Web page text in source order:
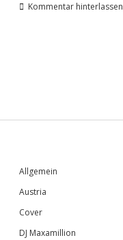
Kommentar hinterlassen
Sidebar
Allgemein
Austria
Cover
DJ Maxamillion